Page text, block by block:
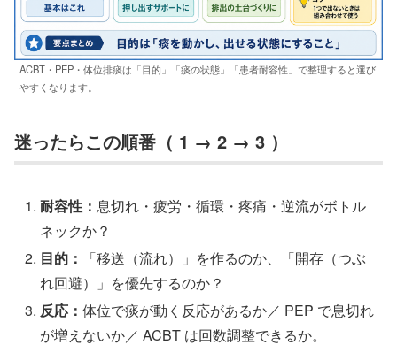
ACBT・PEP・体位排痰は「目的」「痰の状態」「患者耐容性」で整理すると選び
やすくなります。
迷ったらこの順番（ 1 → 2 → 3 ）
耐容性：息切れ・疲労・循環・疼痛・逆流がボトル
ネックか？
目的：
「移送（流れ）」を作るのか、「開存（つぶ
れ回避）」を優先するのか？
反応：体位で痰が動く反応があるか／ PEP で息切れ
が増えないか／ ACBT は回数調整できるか。